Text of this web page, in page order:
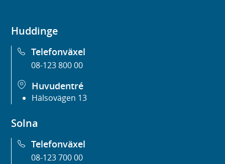
Huddinge
Telefonväxel
08-123 800 00
Huvudentré
Hälsovägen 13
Solna
Telefonväxel
08-123 700 00